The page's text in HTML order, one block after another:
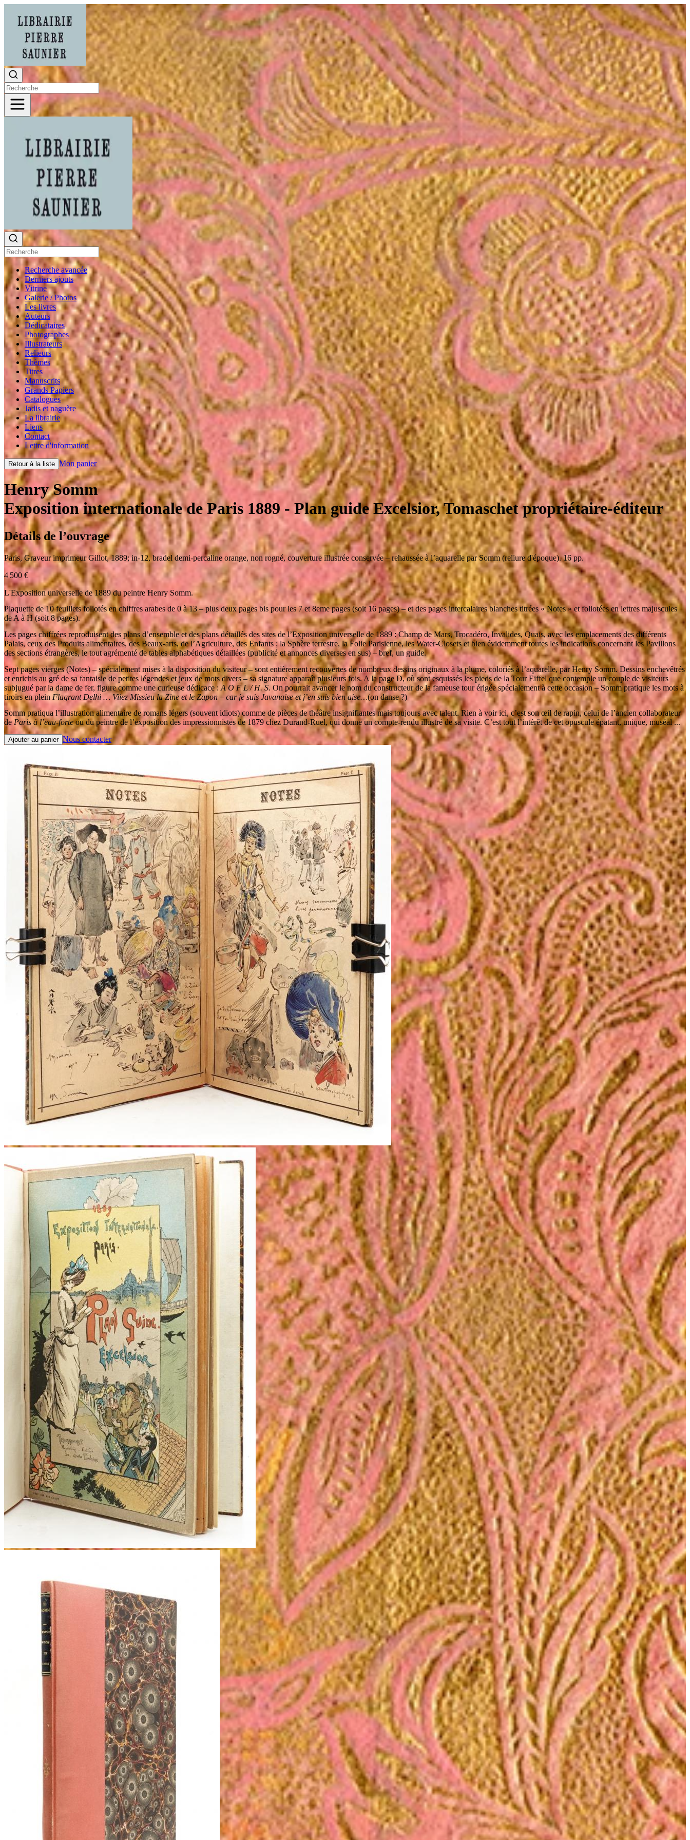
Recherche avancée
Derniers ajouts
Vitrine
Galerie / Photos
Les livres
Auteurs
Dédicataires
Photographes
Illustrateurs
Relieurs
Thèmes
Titres
Manuscrits
Grands Papiers
Catalogues
Jadis et naguère
La librairie
Liens
Contact
Lettre d'information
Retour à la liste Mon panier
Henry Somm
Exposition internationale de Paris 1889 - Plan guide Excelsior, Tomaschet propriétaire-éditeur
Détails de l’ouvrage
Paris,Graveur imprimeur Gillot,1889; in-12, bradel demi-percaline orange, non rogné, couverture illustrée conservée – rehaussée à l’aquarelle par Somm (reliure d'époque). 16 pp.
4 500 €
L'Exposition universelle de 1889 du peintre Henry Somm.
Plaquette de 10 feuillets foliotés en chiffres arabes de 0 à 13 – plus deux pages bis pour les 7 et 8eme pages (soit 16 pages) – et des pages intercalaires blanches titrées « Notes » et foliotées en lettres majuscules
de A à H (soit 8 pages).
Les pages chiffrées reproduisent des plans d’ensemble et des plans détaillés des sites de l’Exposition universelle de 1889 : Champ de Mars, Trocadéro, Invalides, Quais, avec les emplacements des différents
Palais, ceux des Produits alimentaires, des Beaux-arts, de l’Agriculture, des Enfants ; la Sphère terrestre, la Folie Parisienne, les Water-Closets et bien évidemment toutes les indications concernant les Pavillons
des sections étrangères, le tout agrémenté de tables alphabétiques détaillées (publicité et annonces diverses en sus) – bref, un guide.
Sept pages vierges (Notes) – spécialement mises à la disposition du visiteur – sont entièrement recouvertes de nombreux dessins originaux à la plume, coloriés à l’aquarelle, par Henry Somm. Dessins enchevêtrés
et enrichis au gré de sa fantaisie de petites légendes et jeux de mots divers – sa signature apparaît plusieurs fois. A la page D, où sont esquissés les pieds de la Tour Eiffel que contemple un couple de visiteurs
subjugué par la dame de fer, figure comme une curieuse dédicace : A O F L / H. S. On pourrait avancer le nom du constructeur de la fameuse tour érigée spécialement à cette occasion – Somm pratique les mots à
tiroirs en plein Flagrant Delhi … Viiez Missieu la Zine et le Zapon – car je suis Javanaise et j’en suis bien aise…(on danse ?)
Somm pratiqua l’illustration alimentaire de romans légers (souvent idiots) comme de pièces de théâtre insignifiantes mais toujours avec talent. Rien à voir ici, c’est son œil de rapin, celui de l’ancien collaborateur
deParis à l’eau-forteou du peintre de l’exposition des impressionnistes de 1879 chez Durand-Ruel, qui donne un compte-rendu illustré de sa visite. C’est tout l’intérêt de cet opuscule épatant, unique, muséal ...
Ajouter au panier Nous contacter